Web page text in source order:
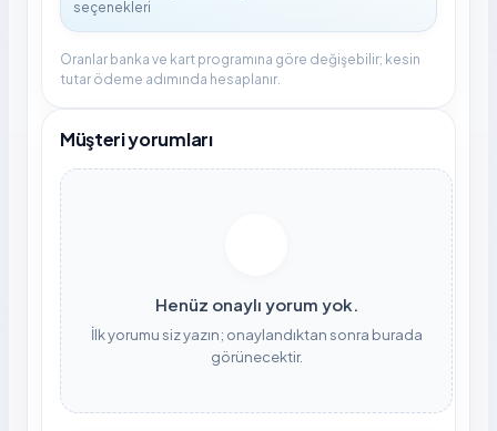
Oranlar banka ve kart programına göre değişebilir; kesin
tutar ödeme adımında hesaplanır.
Müşteri yorumları
Henüz onaylı yorum yok.
İlk yorumu siz yazın; onaylandıktan sonra burada
görünecektir.